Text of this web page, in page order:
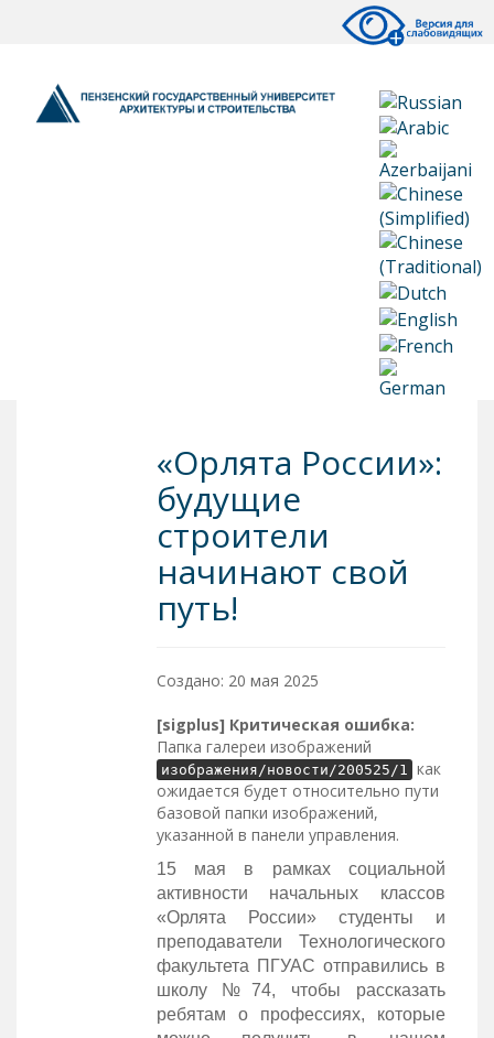
«Орлята России»:
будущие
строители
начинают свой
путь!
Создано: 20 мая 2025
[sigplus] Критическая ошибка:
Папка галереи изображений
изображения/новости/200525/1 как
ожидается будет относительно пути
базовой папки изображений,
указанной в панели управления.
15 мая в рамках социальной
активности начальных классов
«Орлята России» студенты и
преподаватели Технологического
факультета ПГУАС отправились в
школу №74, чтобы рассказать
ребятам о профессиях, которые